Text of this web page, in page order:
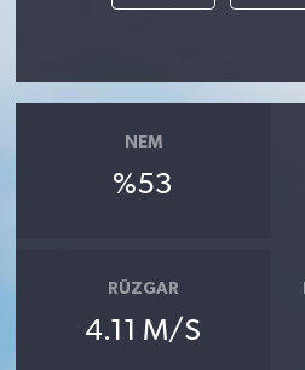
NEM
%53
RÜZGAR
4.11 M/S